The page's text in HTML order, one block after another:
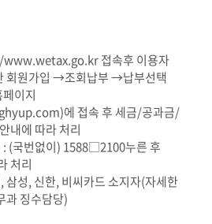
접속후 이용자
회원가입 →조회납부 →납부선택
이지
에 접속 후 세금/공과금/
내에 따라 처리
(국번없이) 1588□2100누른 후
처리
성, 신한, 비씨카드 소지자(자세한
징수담당)